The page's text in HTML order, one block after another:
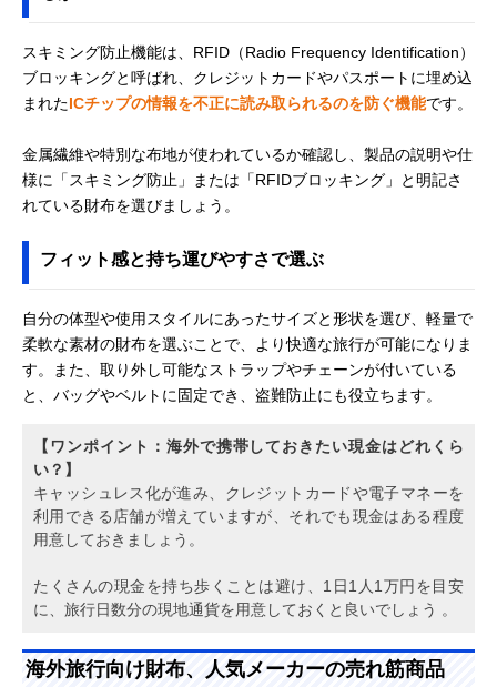
スキミング防止機能は、RFID（Radio Frequency Identification）
ブロッキングと呼ばれ、クレジットカードやパスポートに埋め込
まれたICチップの情報を不正に読み取られるのを防ぐ機能です。
金属繊維や特別な布地が使われているか確認し、製品の説明や仕
様に「スキミング防止」または「RFIDブロッキング」と明記さ
れている財布を選びましょう。
フィット感と持ち運びやすさで選ぶ
自分の体型や使用スタイルにあったサイズと形状を選び、軽量で
柔軟な素材の財布を選ぶことで、より快適な旅行が可能になりま
す。また、取り外し可能なストラップやチェーンが付いている
と、バッグやベルトに固定でき、盗難防止にも役立ちます。
【ワンポイント：海外で携帯しておきたい現金はどれくら
い？】
キャッシュレス化が進み、クレジットカードや電子マネーを
利用できる店舗が増えていますが、それでも現金はある程度
用意しておきましょう。
たくさんの現金を持ち歩くことは避け、1日1人1万円を目安
に、旅行日数分の現地通貨を用意しておくと良いでしょう 。
海外旅行向け財布、人気メーカーの売れ筋商品